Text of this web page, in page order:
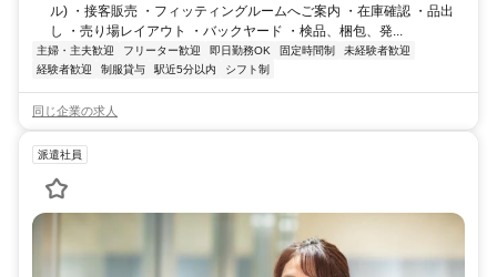
ル) ・接客販売 ・フィッティングルームへご案内 ・在庫確認 ・品出
し ・売り場レイアウト ・バックヤード ・検品、梱包、発...
主婦・主夫歓迎 フリーター歓迎 即日勤務OK 固定時間制
未経験者歓迎
経験者歓迎
制服貸与 駅近5分以内 シフト制
同じ企業の求人
派遣社員